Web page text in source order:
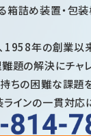
箱詰め装置・包
1958年の創業以
難題の解決にチャ
ちの困難な課題
インの一貫対応